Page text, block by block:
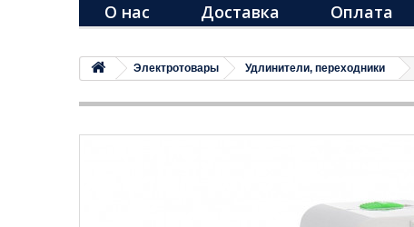
О нас Доставка Оплата
Электротовары Удлинители, переходники